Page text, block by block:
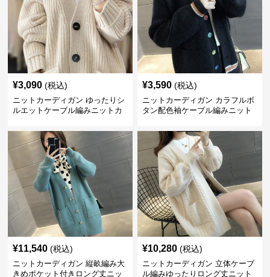
¥3,090 (税込)
ニットカーディガン ゆったりシ
ルエットケーブル編みニットカ
¥3,590 (税込)
ニットカーディガン カラフルボ
タン配色袖ケーブル編みニット
¥11,540 (税込)
ニットカーディガン 縦畝編み大
きめポケット付きロング丈ニッ
¥10,280 (税込)
ニットカーディガン 立体ケーブ
ル編みゆったりロング丈ニット